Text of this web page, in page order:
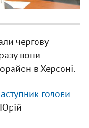
чергову
вони
в Херсоні.
голови